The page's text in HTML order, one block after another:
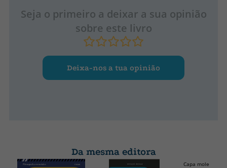
Seja o primeiro a deixar a sua opinião
sobre este livro
Deixa-nos a tua opinião
Da mesma editora
Capa mole ou